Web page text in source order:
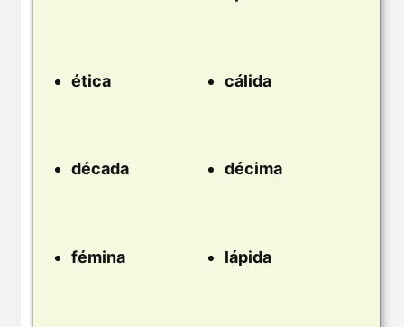
ética cálida
década décima
fémina lápida